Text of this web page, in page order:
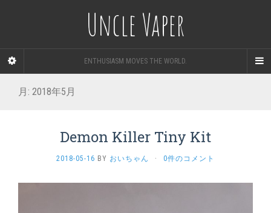
Uncle Vaper
ENTHUSIASM MOVES THE WORLD.
月: 2018年5月
Demon Killer Tiny Kit
2018-05-16 BY おいちゃん · 0件のコメント